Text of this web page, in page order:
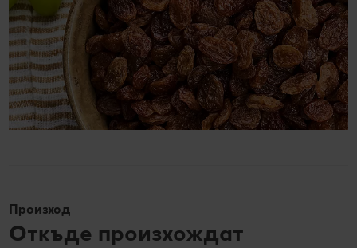
Произход
Откъде произхождат